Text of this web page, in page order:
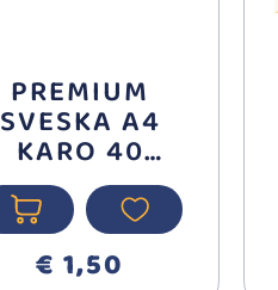
PREMIUM
SVESKA A4
KARO 40
LISTA
CANDYGAME
189155
€ 1,50